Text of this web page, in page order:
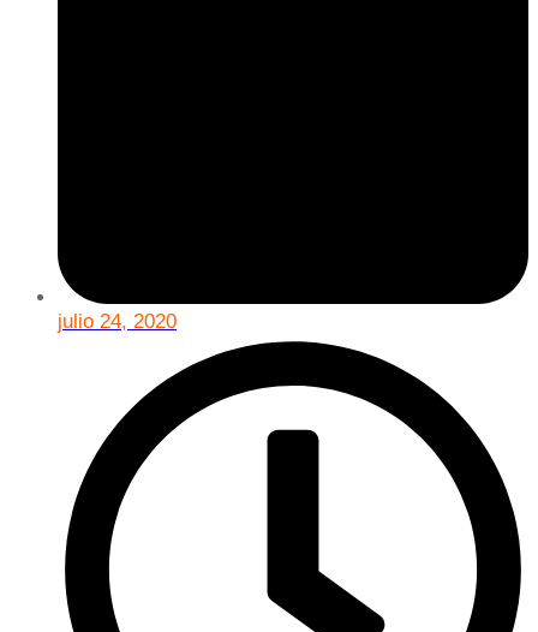
julio 24, 2020